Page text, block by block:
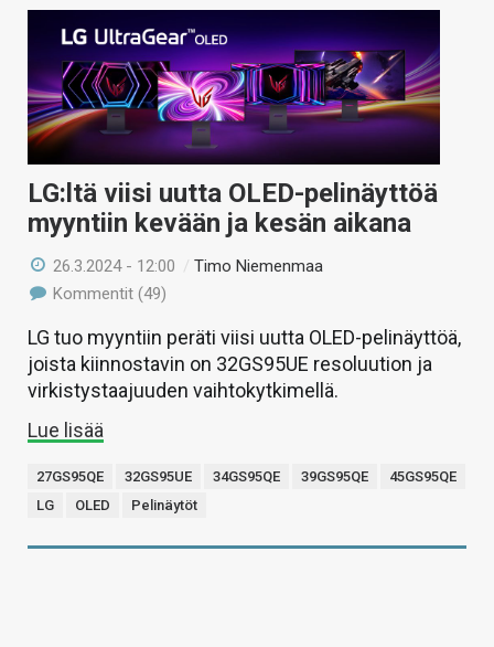
TIETOA
HINTA.FI
KAUPPA
VAIHDA TEEMA
HAKU
LG:ltä viisi uutta OLED-pelinäyttöä
myyntiin kevään ja kesän aikana
26.3.2024 - 12:00 /Timo Niemenmaa
Kommentit (49)
LG tuo myyntiin peräti viisi uutta OLED-pelinäyttöä,
joista kiinnostavin on 32GS95UE resoluution ja
virkistystaajuuden vaihtokytkimellä.
Lue lisää
27GS95QE 32GS95UE 34GS95QE 39GS95QE
45GS95QE
LG
OLED Pelinäytöt